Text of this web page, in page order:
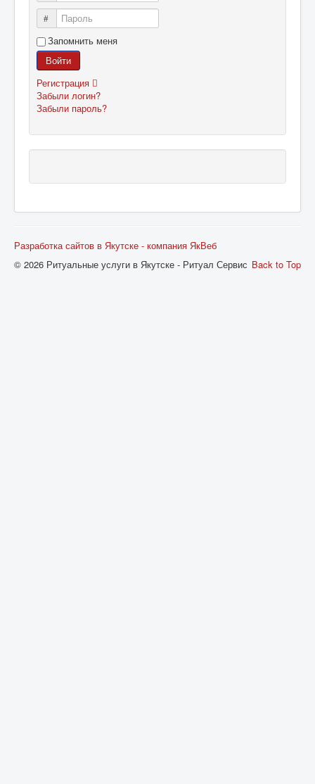
Пароль
Запомнить меня
Войти
Регистрация
Забыли логин?
Забыли пароль?
Разработка сайтов в Якутске - компания ЯкВеб
Back to Top
© 2026 Ритуальные услуги в Якутске - Ритуал Сервис